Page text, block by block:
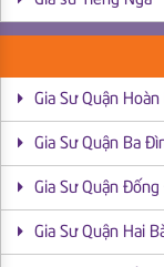
Gia Sư Quận Hoàn
Gia Sư Quận Ba
Gia Sư Quận Đống
Gia Sư Quận Hai